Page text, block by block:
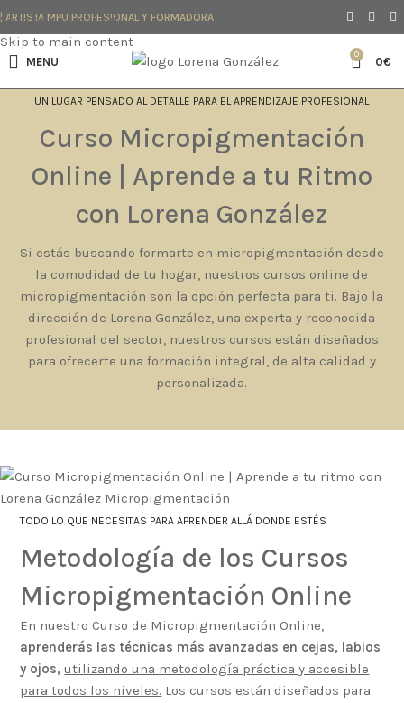
Skip to navigation
Skip to main content
| ARTISTA MPU PROFESIONAL Y FORMADORA
MENU
0
0€
UN LUGAR PENSADO AL DETALLE PARA EL APRENDIZAJE PROFESIONAL
Curso Micropigmentación
Online | Aprende a tu Ritmo
con Lorena González
Si estás buscando formarte en micropigmentación desde
la comodidad de tu hogar, nuestros cursos online de
micropigmentación son la opción perfecta para ti. Bajo la
dirección de Lorena González, una experta y reconocida
profesional del sector, nuestros cursos están diseñados
para ofrecerte una formación integral, de alta calidad y
personalizada.
TODO LO QUE NECESITAS PARA APRENDER ALLÁ DONDE ESTÉS
Metodología de los Cursos
Micropigmentación Online
En nuestro Curso de Micropigmentación Online,
aprenderás las técnicas más avanzadas en cejas, labios
y ojos, utilizando una metodología práctica y accesible
para todos los niveles. Los cursos están diseñados para